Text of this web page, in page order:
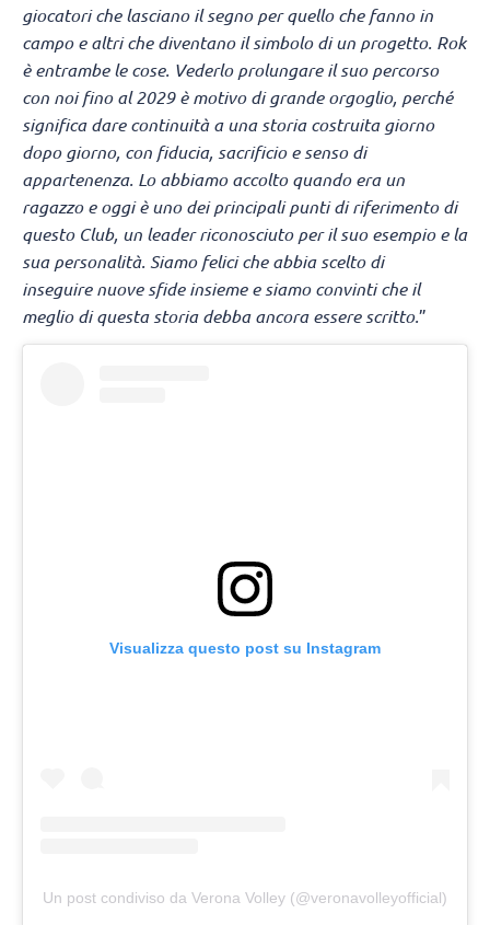
giocatori che lasciano il segno per quello che fanno in
campo e altri che diventano il simbolo di un progetto. Rok
è entrambe le cose. Vederlo prolungare il suo percorso
con noi fino al 2029 è motivo di grande orgoglio, perché
significa dare continuità a una storia costruita giorno
dopo giorno, con fiducia, sacrificio e senso di
appartenenza. Lo abbiamo accolto quando era un
ragazzo e oggi è uno dei principali punti di riferimento di
questo Club, un leader riconosciuto per il suo esempio e la
sua personalità. Siamo felici che abbia scelto di
inseguire nuove sfide insieme e siamo convinti che il
meglio di questa storia debba ancora essere scritto.”
Visualizza questo post su Instagram
Un post condiviso da Verona Volley (@veronavolleyofficial)